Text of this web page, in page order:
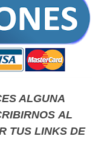
ALGUNA
AL
TUS LINKS DE